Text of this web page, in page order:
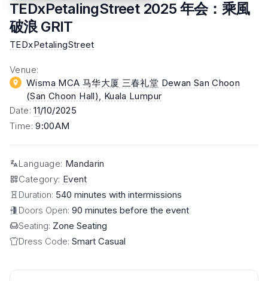
TEDxPetalingStreet 2025 年会：乘風
破浪 GRIT
TEDxPetalingStreet
Venue:
Wisma MCA 马华大厦 三春礼堂 Dewan San Choon
(San Choon Hall)
, Kuala Lumpur
Date:11/10/2025
Time:9:00AM
Language: Mandarin
Category: Event
Duration: 540 minutes with intermissions
Doors Open: 90 minutes before the event
Seating: Zone Seating
Dress Code: Smart Casual